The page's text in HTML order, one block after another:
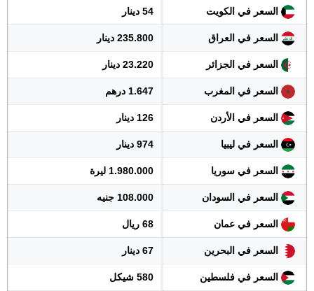
السعر في الكويت 54 دينار
السعر في العراق 235.800 دينار
السعر في الجزائر 23.220 دينار
السعر في المغرب 1.647 درهم
السعر في الأردن 126 دينار
السعر في ليبيا 974 دينار
السعر في سوريا 1.980.000 ليرة
السعر في السودان 108.000 جنيه
السعر في عمان 68 ريال
السعر في البحرين 67 دينار
السعر في فلسطين 580 شيكل